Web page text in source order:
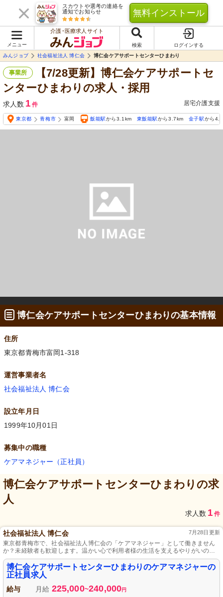
スカウトや選考の連絡を
通知でお知らせ
無料インストール
メニュー
介護･医療求人サイト
検索
ログインする
みんジョブ
社会福祉法人 博仁会 博仁会ケアサポートセンターひまわり
事業所
【7/28更新】博仁会ケアサポートセ
ンターひまわりの求人・採用
求人数 1 件 居宅介護支援
東京都 青梅市 富岡 飯能駅から3.1km 東飯能駅から3.7km 金子駅から
博仁会ケアサポートセンターひまわりの基本情報
住所
東京都青梅市富岡1-318
運営事業者名
社会福祉法人 博仁会
設立年月日
1999年10月01日
募集中の職種
ケアマネジャー（正社員）
博仁会ケアサポートセンターひまわりの求
人
求人数 1 件
社会福祉法人 博仁会 7月28日更新
東京都青梅市で、社会福祉法人博仁会の「ケアマネジャー」として働きません
か？未経験者も歓迎します。温かい心で利用者様の生活を支えるやりがいのあ
る仕事です。正社員として安定した環境で専門スキルを伸ばし、地域の「暮ら
しやすい日々」を支えていきましょう。経験豊富な先輩スタッフのサポートで
安心してキャリアをスタート。地域密着の支援に興味のある方、ぜひご応募く
ださい。
博仁会ケアサポートセンターひまわりのケアマネジャーの
正社員求人
給与 月給 225,000~240,000円